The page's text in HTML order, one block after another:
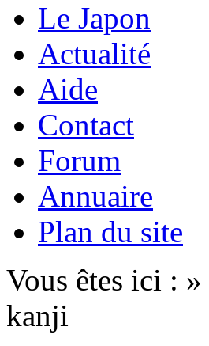
Le Japon
Actualité
Aide
Contact
Forum
Annuaire
Plan du site
Vous êtes ici : »
kanji